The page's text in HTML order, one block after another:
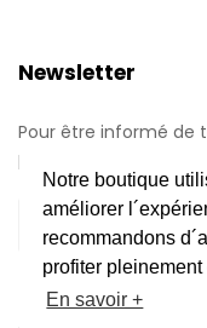
Notre boutique
améliorer
recommandons
profiter
En savoir +
Newsletter
Pour être informé de
promotions.